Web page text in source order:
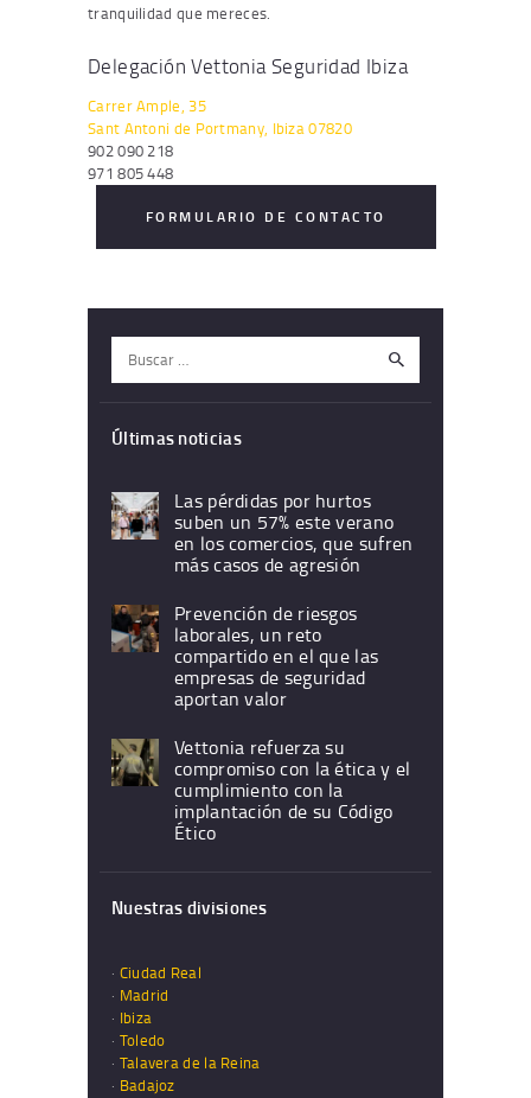
tranquilidad que mereces.
Delegación Vettonia Seguridad Ibiza
Carrer Ample, 35
Sant Antoni de Portmany, Ibiza 07820
902 090 218
971 805 448
FORMULARIO DE CONTACTO
Últimas noticias
Las pérdidas por hurtos
suben un 57% este verano
en los comercios, que sufren
más casos de agresión
Prevención de riesgos
laborales, un reto
compartido en el que las
empresas de seguridad
aportan valor
Vettonia refuerza su
compromiso con la ética y el
cumplimiento con la
implantación de su Código
Ético
Nuestras divisiones
· Ciudad Real
· Madrid
· Ibiza
· Toledo
· Talavera de la Reina
· Badajoz